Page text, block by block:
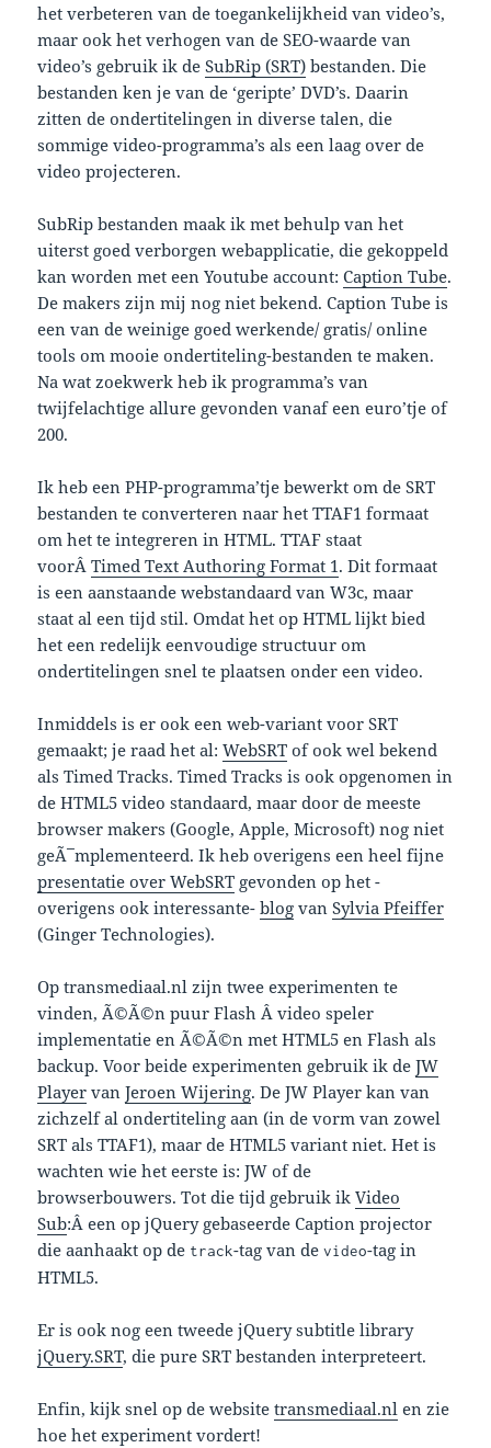
het verbeteren van de toegankelijkheid van video’s,
maar ook het verhogen van de SEO-waarde van
video’s gebruik ik deSubRip (SRT) bestanden. Die
bestanden ken je van de ‘geripte’ DVD’s. Daarin
zitten de ondertitelingen in diverse talen, die
sommige video-programma’s als een laag over de
video projecteren.
SubRip bestanden maak ik met behulp van het
uiterst goed verborgen webapplicatie, die gekoppeld
kan worden met een Youtube account:Caption Tube.
De makers zijn mij nog niet bekend. Caption Tube is
een van de weinige goed werkende/ gratis/ online
tools om mooie ondertiteling-bestanden te maken.
Na wat zoekwerk heb ik programma’s van
twijfelachtige allure gevonden vanaf een euro’tje of
200.
Ik heb een PHP-programma’tje bewerkt om de SRT
bestanden te converteren naar het TTAF1 formaat
om het te integreren in HTML. TTAF staat
voorÂTimed Text Authoring Format 1. Dit formaat
is een aanstaande webstandaard van W3c, maar
staat al een tijd stil. Omdat het op HTML lijkt bied
het een redelijk eenvoudige structuur om
ondertitelingen snel te plaatsen onder een video.
Inmiddels is er ook een web-variant voor SRT
gemaakt; je raad het al:WebSRT of ook wel bekend
als Timed Tracks. Timed Tracks is ook opgenomen in
de HTML5 video standaard, maar door de meeste
browser makers (Google, Apple, Microsoft) nog niet
geÃ¯mplementeerd. Ik heb overigens een heel fijne
presentatie over WebSRT gevonden op het -
overigens ook interessante-blog vanSylvia Pfeiffer
(Ginger Technologies).
Op transmediaal.nl zijn twee experimenten te
vinden, Ã©Ã©n puur Flash Â video speler
implementatie en Ã©Ã©n met HTML5 en Flash als
backup. Voor beide experimenten gebruik ik deJW
Player vanJeroen Wijering. De JW Player kan van
zichzelf al ondertiteling aan (in de vorm van zowel
SRT als TTAF1), maar de HTML5 variant niet. Het is
wachten wie het eerste is: JW of de
browserbouwers. Tot die tijd gebruik ikVideo
Sub:Â een op jQuery gebaseerde Caption projector
die aanhaakt op de track-tag van devideo-tag in
HTML5.
Er is ook nog een tweede jQuery subtitle library
jQuery.SRT, die pure SRT bestanden interpreteert.
Enfin, kijk snel op de websitetransmediaal.nl en zie
hoe het experiment vordert!